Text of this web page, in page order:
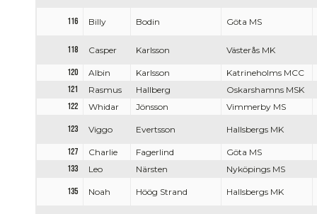
116 Billy Bodin Göta MS
118 Casper Karlsson Västerås MK
120 Albin Karlsson
Katrineholms MCC
121
Rasmus Hallberg
Oskarshamns MSK
122
Whidar Jönsson Vimmerby MS
123 Viggo Evertsson Hallsbergs MK
127 Charlie Fagerlind
Göta MS
133
Leo Närsten Nyköpings MS
135 Noah Höög Strand Hallsbergs MK